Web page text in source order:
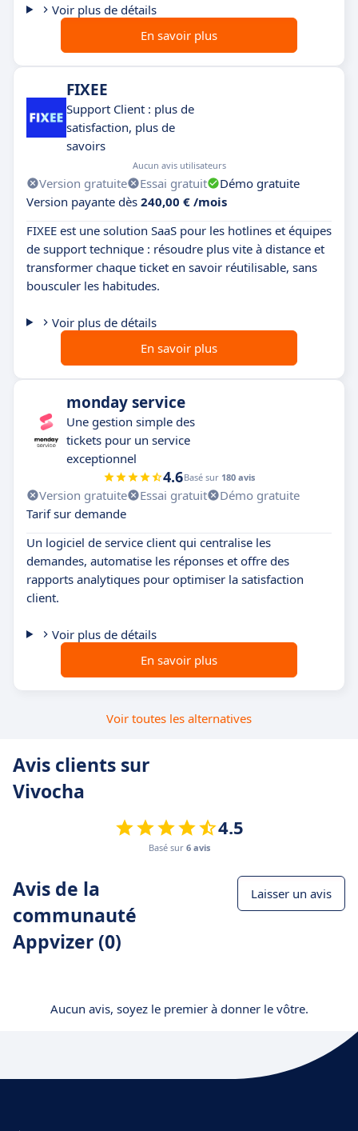
Voir plus de détails
En savoir plus
FIXEE
Support Client : plus de
satisfaction, plus de
savoirs
Aucun avis utilisateurs
Version gratuite Essai gratuit
Démo gratuite
Version payante dès 240,00 € /mois
FIXEE est une solution SaaS pour les hotlines et équipes
de support technique : résoudre plus vite à distance et
transformer chaque ticket en savoir réutilisable, sans
bousculer les habitudes.
Voir plus de détails
En savoir plus
monday service
Une gestion simple des
tickets pour un service
exceptionnel
4.6Basé sur 180 avis
Version gratuite Essai gratuit
Démo gratuite
Tarif sur demande
Un logiciel de service client qui centralise les
demandes, automatise les réponses et offre des
rapports analytiques pour optimiser la satisfaction
client.
Voir plus de détails
En savoir plus
Voir toutes les alternatives
Avis clients sur
Vivocha
4.5
Basé sur 6 avis
Avis de la
communauté
Appvizer (0)
Laisser un avis
Aucun avis, soyez le premier à donner le vôtre.